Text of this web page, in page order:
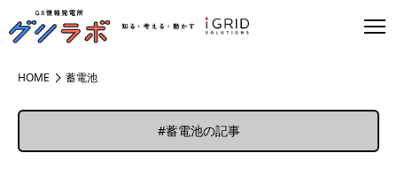
HOME 蓄電池
#蓄電池の記事